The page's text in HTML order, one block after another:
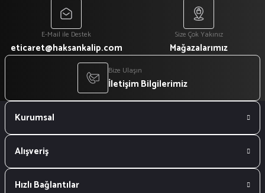
E-Mail ile Destek
eticaret@haksankalip.com
Size Çok Yakınız
Mağazalarımız
Bize Ulaşın
İletişim Bilgilerimiz
Kurumsal
Alışveriş
Hızlı Bağlantılar